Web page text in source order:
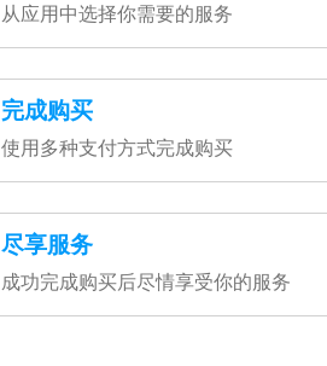
从应用中选择你需要的服务
完成购买
使用多种支付方式完成购买
尽享服务
成功完成购买后尽情享受你的服务